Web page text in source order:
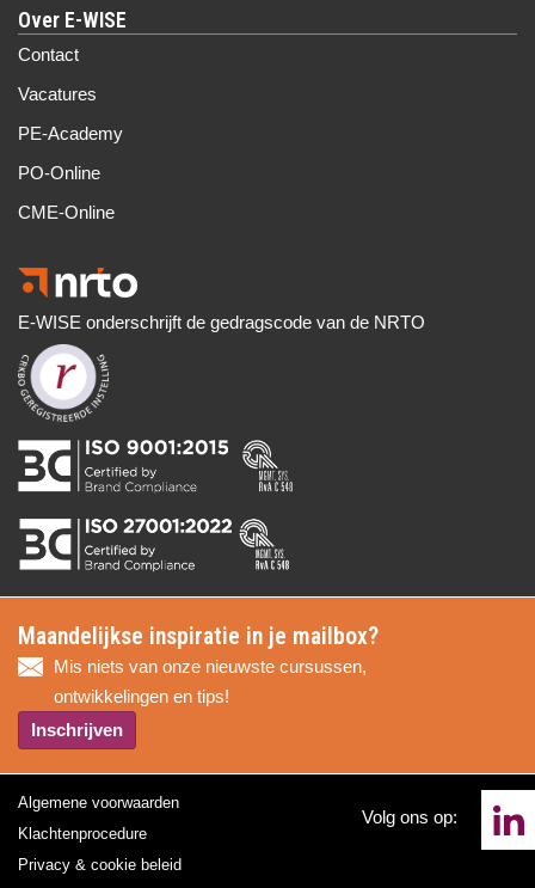
Over E-WISE
Contact
Vacatures
PE-Academy
PO-Online
CME-Online
E-WISE onderschrijft de gedragscode van de NRTO
Maandelijkse inspiratie in je mailbox?
Mis niets van onze nieuwste cursussen,
ontwikkelingen en tips!
Inschrijven
Algemene voorwaarden
Klachtenprocedure
Privacy & cookie beleid
Volg ons op: